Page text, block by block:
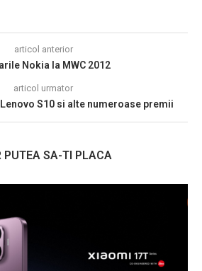
articol anterior
Nokia la MWC 2012
articol urmator
S10 si alte numeroase premii
PUTEA SA-TI PLACA